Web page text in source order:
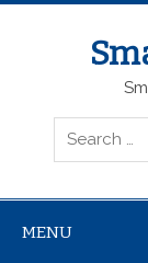
MENU